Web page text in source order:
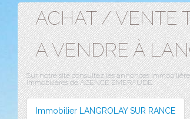
ACHAT / VENTE
A VENDRE À
Sur notre site consultez les annonces immobilière
immobilières de AGENCE EMERAUDE.
Immobilier LANGROLAY SUR RANCE